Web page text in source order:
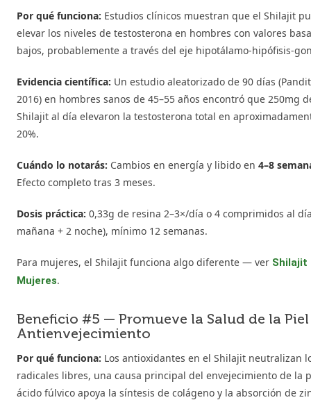
Por qué funciona: Estudios clínicos muestran que el Shilajit
elevar los niveles de testosterona en hombres con valores
bajos, probablemente a través del eje hipotálamo-hipófisis-
Evidencia científica: Un estudio aleatorizado de 90 días
2016) en hombres sanos de 45–55 años encontró que 250mg
Shilajit al día elevaron la testosterona total en
20%.
Cuándo lo notarás: Cambios en energía y libido en 4–8
Efecto completo tras 3 meses.
Dosis práctica: 0,33g de resina 2–3×/día o 4 comprimidos al
mañana + 2 noche), mínimo 12 semanas.
Para mujeres, el Shilajit funciona algo diferente — ver Shilajit
Mujeres.
Beneficio #5 — Promueve la Salud de la
Antienvejecimiento
Por qué funciona: Los antioxidantes en el Shilajit neutralizan
radicales libres, una causa principal del envejecimiento de la
ácido fúlvico apoya la síntesis de colágeno y la absorción de